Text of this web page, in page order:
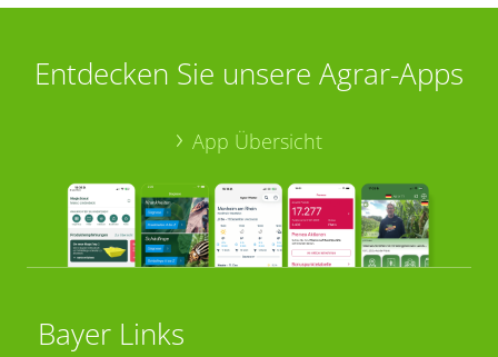
Entdecken Sie unsere Agrar-Apps
App Übersicht
Bayer Links